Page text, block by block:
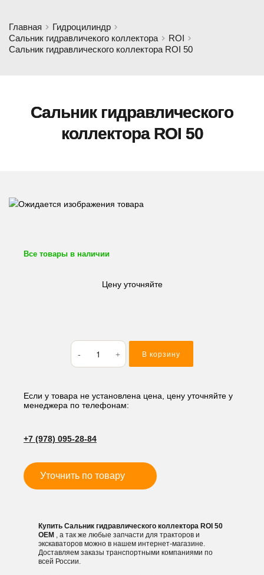
Главная
Гидроцилиндр
Сальник гидравличекого коллектора
ROI
Сальник гидравлического коллектора ROI 50
Сальник гидравлического
коллектора ROI 50
Все товары в наличии
Цену уточняйте
Количество
товара
Сальник
коллектора
ROI
В корзину
Если у товара не установлена цена, цену уточняйте у
менеджера по телефонам:
+7 (978) 095-28-84
Уточнить по товару
Купить Сальник гидравлического коллектора ROI 50
OEM , а так же любые запчасти для тракторов и
экскаваторов можно в нашем интернет-магазине.
Доставляем заказы транспортными компаниями по
всей России.